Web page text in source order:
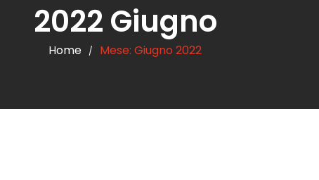
2022 Giugno
Home / Mese: Giugno 2022